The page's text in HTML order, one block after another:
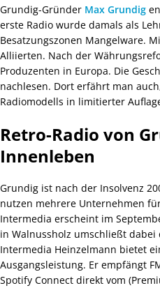
Grundig-Gründer Max Grundig
erste Radio wurde damals als
Besatzungszonen Mangelware.
Alliierten. Nach der
Produzenten in Europa. Die
nachlesen. Dort erfährt man
Radiomodells in limitierter
Retro-Radio von
Innenleben
Grundig ist nach der Insolvenz
nutzen mehrere Unternehmen
Intermedia erscheint im
in Walnussholz umschließt
Intermedia Heinzelmann bietet
Ausgangsleistung. Er empfängt
Spotify Connect direkt vom